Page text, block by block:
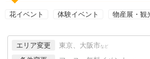
花イベント 体験イベント 物産展・観
エリア変更 東京、大阪市 など